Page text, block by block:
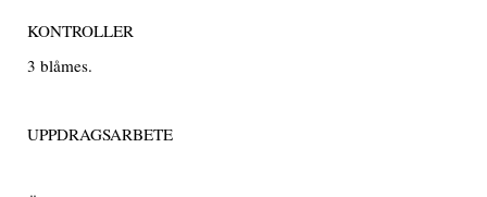
KONTROLLER
3 blåmes.
UPPDRAGSARBETE